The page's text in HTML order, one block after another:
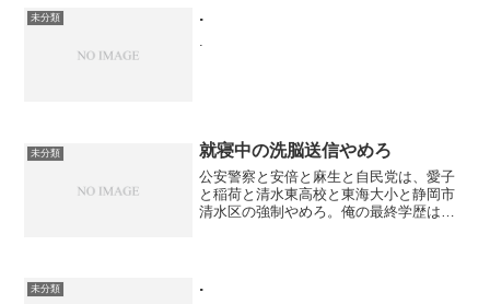
未分類 .
.
未分類 就寝中の洗脳送信やめろ
公安警察と安倍と麻生と自民党は、愛子
と稲荷と清水東高校と東海大小と静岡市
清水区の強制やめろ。俺の最終学歴は都
未分類 .